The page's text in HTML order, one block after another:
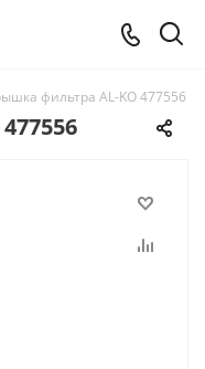
фильтра AL-KO 477556